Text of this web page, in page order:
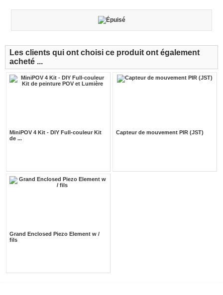
Les clients qui ont choisi ce produit ont également
acheté ...
MiniPOV 4 Kit - DIY Full-couleur Kit
de ...
Capteur de mouvement PIR (JST)
Grand Enclosed Piezo Element w /
fils